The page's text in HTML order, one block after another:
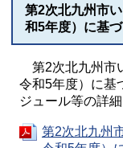
第2次北九州市
和5年度）に基
第2次北九州市
令和5年度）に基
ジュール等の詳
第2次北九州